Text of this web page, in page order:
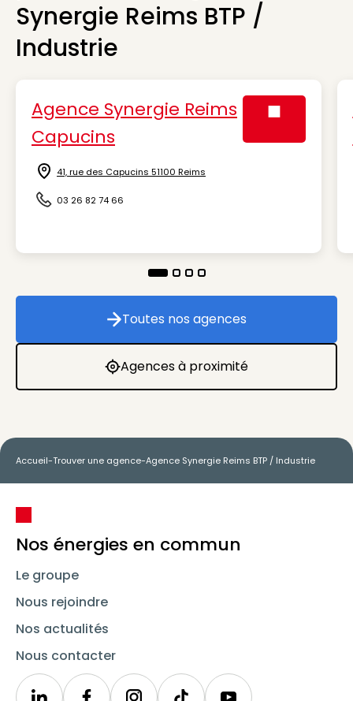
Synergie Reims BTP /
Industrie
Agence Synergie Reims
Capucins
Visuel
Icône d'illustration
41, rue des Capucins 51100 Reims
Icône d'illustration
03 26 82 74 66
Toutes nos agences
Toutes nos agences
Agences à proximité
Agences à proximité
Accueil-Trouver une agence-Agence Synergie Reims BTP / Industrie
Nos énergies en commun
Le groupe
Nous rejoindre
Nos actualités
Nous contacter